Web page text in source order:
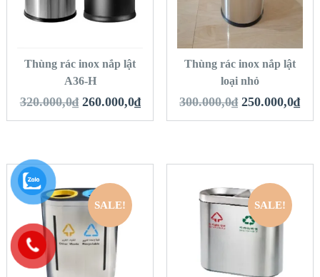
VIEW DETAILS
THÊM VÀO GIỎ
Thùng rác inox nắp lật
A36-H
320.000,0₫ 260.000,0₫
VIEW DETAILS
THÊM VÀO GIỎ
HÀNG
Thùng rác inox nắp lật
loại nhỏ
300.000,0₫ 250.000,0₫
SALE!
QUICK LOOK
VIEW DETAILS
THÊM VÀO GIỎ
SALE!
QUICK LOOK
THÊM VÀO GIỎ